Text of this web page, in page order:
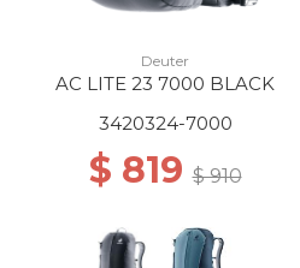
Deuter
AC LITE 23 7000 BLACK
3420324-7000
$ 819$ 910